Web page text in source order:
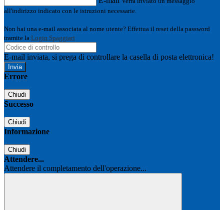
all'indirizzo indicato con le istruzioni necessarie.
Non hai una e-mail associata al nome utente? Effettua il reset della password
tramite la Login Spaggiari
E-mail inviata, si prega di controllare la casella di posta elettronica!
Errore
Chiudi
Successo
Chiudi
Informazione
Chiudi
Attendere...
Attendere il completamento dell'operazione...